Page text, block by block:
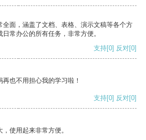
全面，涵盖了文档、表格、演示文稿等各个方
常办公的所有任务，非常方便。
支持[0] 反对[0]
也不用担心我的学习啦！
支持[0] 反对[0]
使用起来非常方便。